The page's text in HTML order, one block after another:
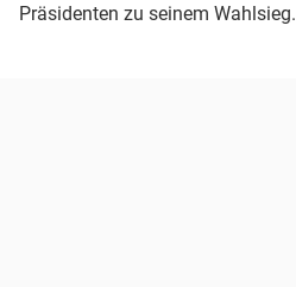
Präsidenten zu seinem Wahlsieg.